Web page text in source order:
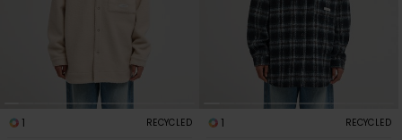
1 RECYCLED 1 RECYCLED